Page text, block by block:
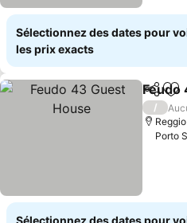
Sélectionnez des dates pour
les prix exacts
Feudo
/
Porto
Sélectionnez des dates pour